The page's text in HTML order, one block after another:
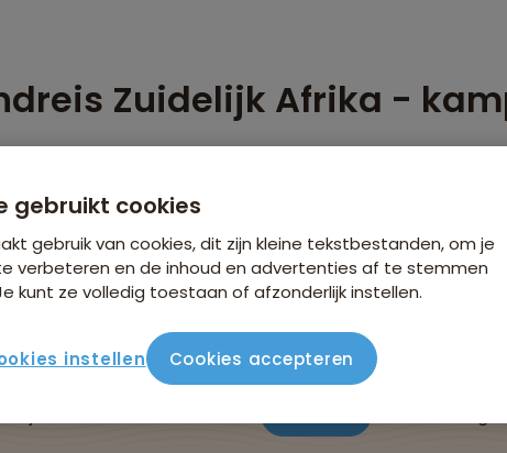
Zuidelijk Afrika -
basis van 2 personen
gebruikt cookies
gebruik van cookies, dit zijn kleine tekstbestanden, om je
verbeteren en de inhoud en advertenties af te stemmen
kunt ze volledig toestaan of afzonderlijk instellen.
instellen Cookies accepteren